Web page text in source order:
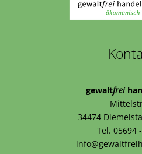
gewaltfrei
34474
Tel. 05694